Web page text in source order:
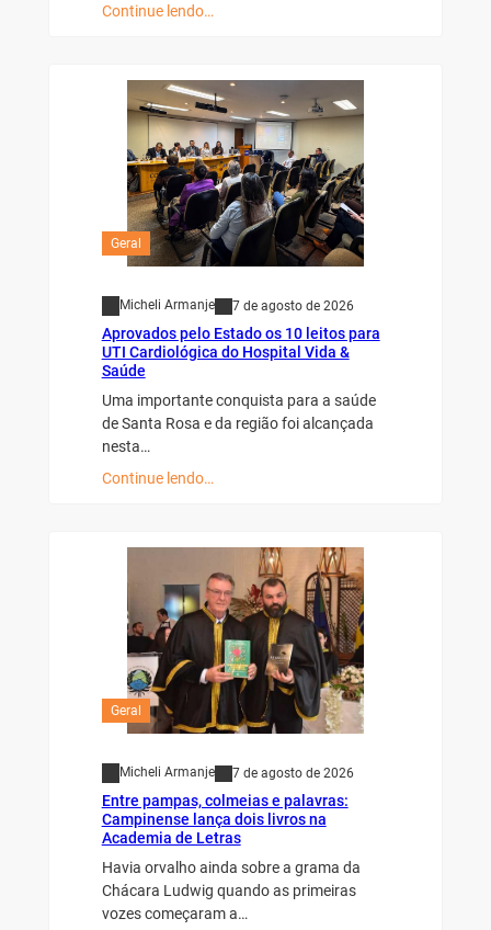
Continue lendo…
Geral
Micheli Armanje 7 de agosto de 2026
Aprovados pelo Estado os 10 leitos para
UTI Cardiológica do Hospital Vida &
Saúde
Uma importante conquista para a saúde
de Santa Rosa e da região foi alcançada
nesta…
Continue lendo…
Geral
Micheli Armanje 7 de agosto de 2026
Entre pampas, colmeias e palavras:
Campinense lança dois livros na
Academia de Letras
Havia orvalho ainda sobre a grama da
Chácara Ludwig quando as primeiras
vozes começaram a…